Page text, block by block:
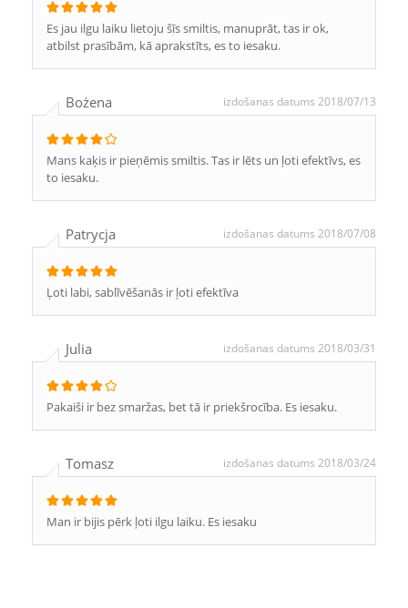
Es jau ilgu laiku lietoju šīs smiltis, manuprāt, tas ir ok,
atbilst prasībām, kā aprakstīts, es to iesaku.
Bożena izdošanas datums 2018/07/13
Mans kaķis ir pieņēmis smiltis. Tas ir lēts un ļoti efektīvs, es
to iesaku.
Patrycja izdošanas datums 2018/07/08
Ļoti labi, sablīvēšanās ir ļoti efektīva
Julia izdošanas datums 2018/03/31
Pakaiši ir bez smaržas, bet tā ir priekšrocība. Es iesaku.
Tomasz izdošanas datums 2018/03/24
Man ir bijis pērk ļoti ilgu laiku. Es iesaku